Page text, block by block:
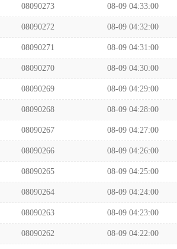
08090273 08-09 04:33:00
08090272 08-09 04:32:00
08090271 08-09 04:31:00
08090270 08-09 04:30:00
08090269 08-09 04:29:00
08090268 08-09 04:28:00
08090267 08-09 04:27:00
08090266 08-09 04:26:00
08090265 08-09 04:25:00
08090264 08-09 04:24:00
08090263 08-09 04:23:00
08090262 08-09 04:22:00